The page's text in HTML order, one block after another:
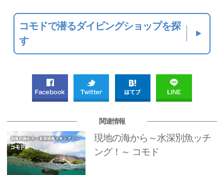
コモドで潜るダイビングショップを探
す
関連情報
現地の海から～水深別魚ッチ
ング！～ コモド